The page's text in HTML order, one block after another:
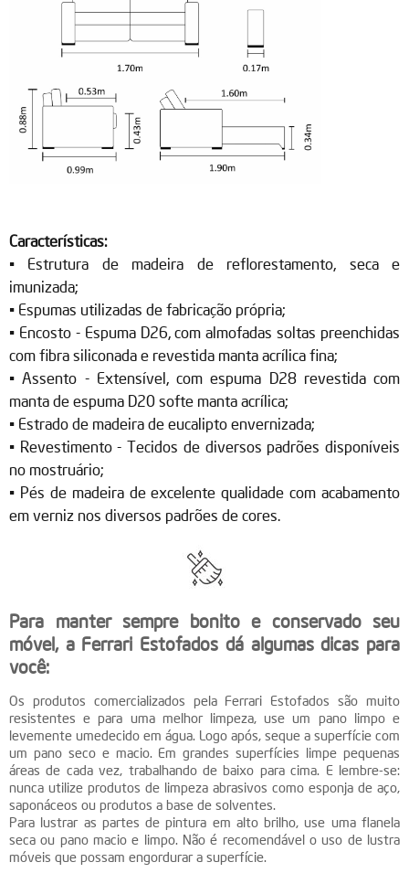
Características:
• Estrutura de madeira de reflorestamento, seca e
imunizada;
• Espumas utilizadas de fabricação própria;
• Encosto - Espuma D26, com almofadas soltas preenchidas
com fibra siliconada e revestida manta acrílica fina;
• Assento - Extensível, com espuma D28 revestida com
manta de espuma D20 softe manta acrílica;
• Estrado de madeira de eucalipto envernizada;
• Revestimento - Tecidos de diversos padrões disponíveis
no mostruário;
• Pés de madeira de excelente qualidade com acabamento
em verniz nos diversos padrões de cores.
Para manter sempre bonito e conservado seu
móvel, a Ferrari Estofados dá algumas dicas para
você:
Os produtos comercializados pela Ferrari Estofados são muito
resistentes e para uma melhor limpeza, use um pano limpo e
levemente umedecido em água. Logo após, seque a superfície com
um pano seco e macio. Em grandes superfícies limpe pequenas
áreas de cada vez, trabalhando de baixo para cima. E lembre-se:
nunca utilize produtos de limpeza abrasivos como esponja de aço,
saponáceos ou produtos a base de solventes.
Para lustrar as partes de pintura em alto brilho, use uma flanela
seca ou pano macio e limpo. Não é recomendável o uso de lustra
móveis que possam engordurar a superfície.